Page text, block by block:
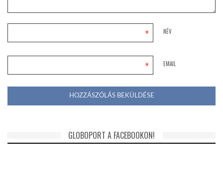
NÉV
*
EMAIL
*
GLOBOPORT A FACEBOOKON!